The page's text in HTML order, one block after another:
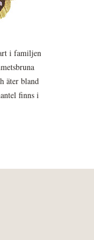
i familjen
äter bland
finns i